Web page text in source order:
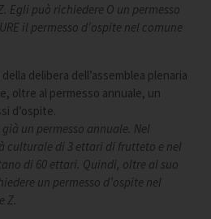
Egli può richiedere O un permesso
il permesso d’ospite nel comune
delibera dell’assemblea plenaria
oltre al permesso annuale, un
d’ospite.
un permesso annuale. Nel
culturale di 3 ettari di frutteto e nel
di 60 ettari. Quindi, oltre al suo
un permesso d’ospite nel
Z.